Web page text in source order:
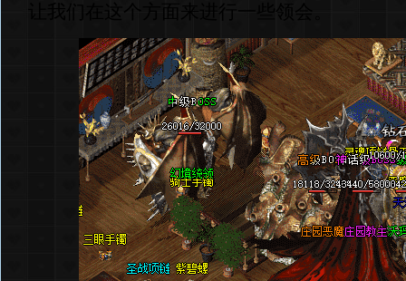
让我们在这个方面来进行一些领会。